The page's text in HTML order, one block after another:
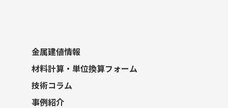
金属建値情報
材料計算・単位換算フォーム
技術コラム
事例紹介